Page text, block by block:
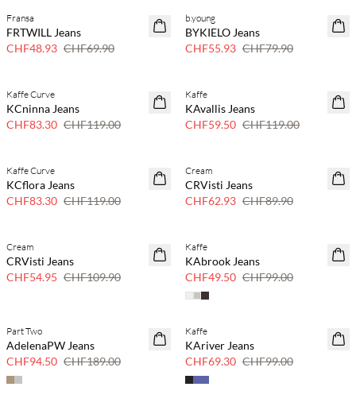
SAVE20
Fransa
FRTWILL Jeans
CHF48.93 CHF69.90
SAVE20
b.young
BYKIELO Jeans
CHF55.93 CHF79.90
SAVE20
Kaffe Curve
KCninna Jeans
CHF83.30 CHF119.00
SAVE20
Kaffe
KAvallis Jeans
CHF59.50 CHF119.00
SAVE20
Kaffe Curve
KCflora Jeans
CHF83.30 CHF119.00
SAVE20
Cream
CRVisti Jeans
CHF62.93 CHF89.90
SAVE20
Cream
CRVisti Jeans
CHF54.95 CHF109.90
SAVE20
Kaffe
KAbrook Jeans
CHF49.50 CHF99.00
SAVE20
Part Two
AdelenaPW Jeans
CHF94.50 CHF189.00
SAVE20
Kaffe
KAriver Jeans
CHF69.30 CHF99.00